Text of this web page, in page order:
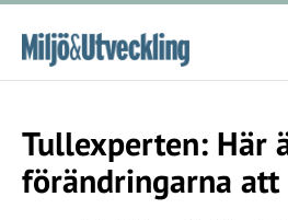
Tullexperten: Här
förändringarna